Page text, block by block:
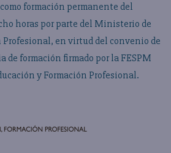
formación permanente del
horas por parte del Ministerio de
Profesional, en virtud del convenio de
de formación firmado por la FESPM
y Formación Profesional.